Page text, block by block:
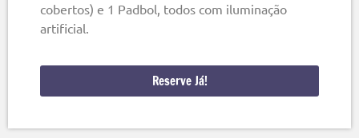
cobertos) e 1 Padbol, todos com iluminação
artificial.
Reserve Já!